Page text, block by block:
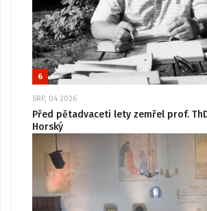
6
SRP, 04 2026
Před pětadvaceti lety zemřel prof.
Horský